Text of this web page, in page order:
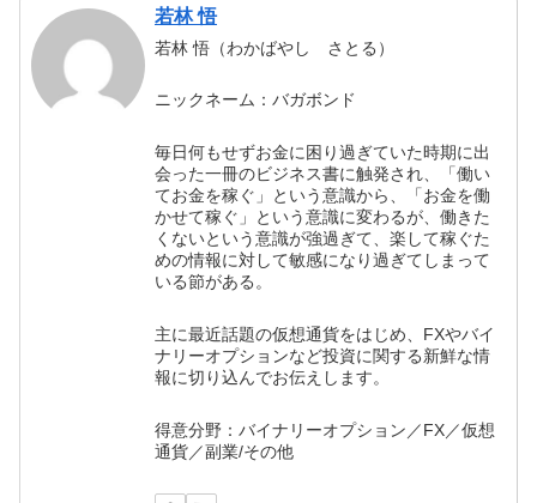
若林 悟
若林 悟（わかばやし さとる）
ニックネーム：バガボンド
毎日何もせずお金に困り過ぎていた時期に出
会った一冊のビジネス書に触発され、「働い
てお金を稼ぐ」という意識から、「お金を働
かせて稼ぐ」という意識に変わるが、働きた
くないという意識が強過ぎて、楽して稼ぐた
めの情報に対して敏感になり過ぎてしまって
いる節がある。
主に最近話題の仮想通貨をはじめ、FXやバイ
ナリーオプションなど投資に関する新鮮な情
報に切り込んでお伝えします。
得意分野：バイナリーオプション／FX／仮想
通貨／副業/その他